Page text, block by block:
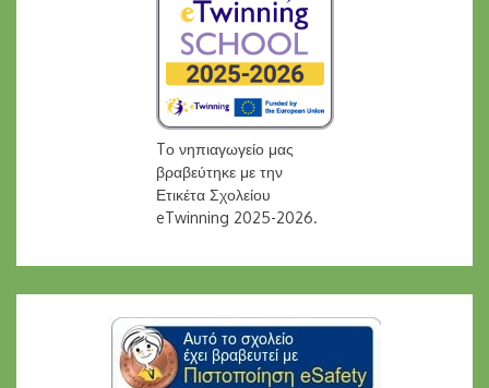
Tο νηπιαγωγείο μας
βραβεύτηκε με την
Ετικέτα Σχολείου
eTwinning 2025-2026.